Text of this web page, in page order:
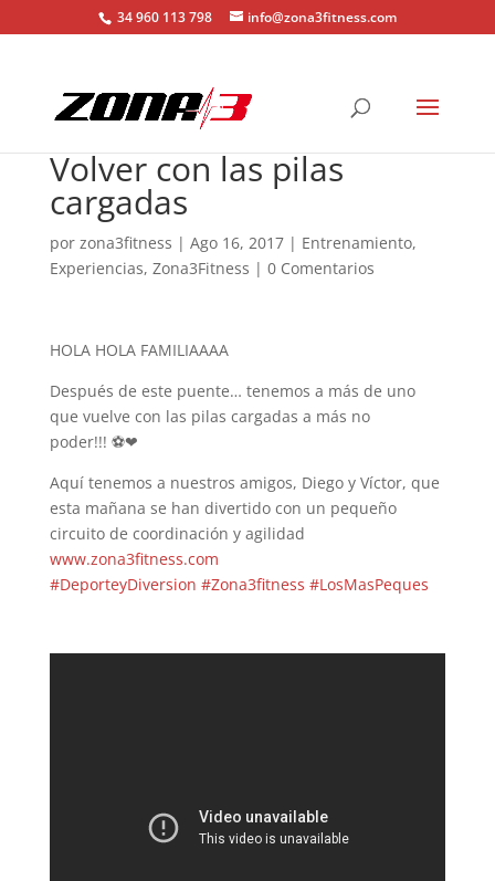
34 960 113 798 info@zona3fitness.com
Volver con las pilas
cargadas
por zona3fitness | Ago 16, 2017| Entrenamiento,
Experiencias, Zona3Fitness | 0 Comentarios
HOLA HOLA FAMILIAAAA
Después de este puente… tenemos a más de uno
que vuelve con las pilas cargadas a más no
poder!!! ⚽❤
Aquí tenemos a nuestros amigos, Diego y Víctor, que
esta mañana se han divertido con un pequeño
circuito de coordinación y agilidad
www.zona3fitness.com
#DeporteyDiversion #Zona3fitness #LosMasPeques